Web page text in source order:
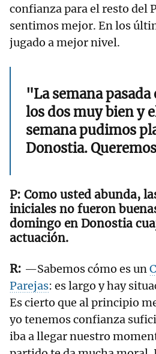
confianza para el resto del
sentimos mejor. En los
jugado a mejor nivel.
"La semana
los dos muy bien y
semana pudimos
Donostia.
Como usted abunda,
iniciales no fueron
domingo en Donostia
actuación.
—Sabemos cómo es un
Parejas: es largo y hay
Es cierto que al principio
yo tenemos confianza
iba a llegar nuestro